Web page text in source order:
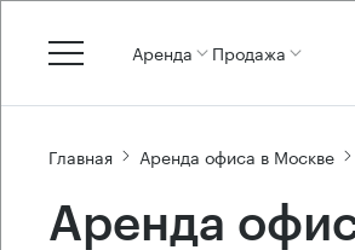
Аренда Продажа
Главная Аренда офиса в Москве
Аренда